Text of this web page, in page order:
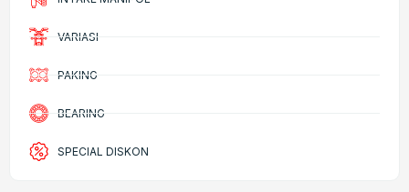
VARIASI
PAKING
BEARING
SPECIAL DISKON